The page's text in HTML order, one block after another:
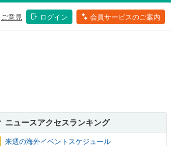
ご意見 ログイン 会員サービスのご案内
ニュースアクセスランキング
来週の海外イベントスケジュール